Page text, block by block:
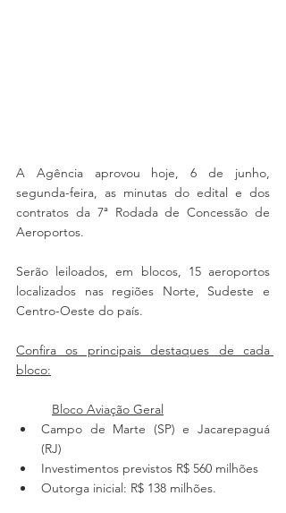
A Agência aprovou hoje, 6 de junho,
segunda-feira, as minutas do edital e dos
contratos da 7ª Rodada de Concessão de
Aeroportos.
Serão leiloados, em blocos, 15 aeroportos
localizados nas regiões Norte, Sudeste e
Centro-Oeste do país.
Confira os principais destaques de cada
bloco:
Bloco Aviação Geral
Campo de Marte (SP) e Jacarepaguá
(RJ)
Investimentos previstos R$ 560 milhões
Outorga inicial: R$ 138 milhões.